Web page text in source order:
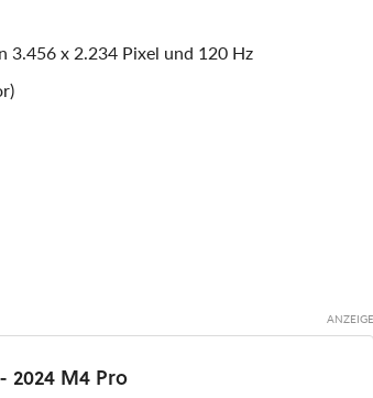
x 2.234 Pixel und 120 Hz
2024 M4 Pro